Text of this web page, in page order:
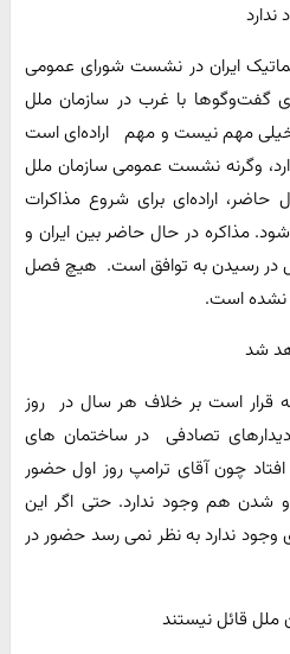
ایران در نشست شورای عمومی
گفت‌وگو‌ها با غرب در سازمان ملل
مهم نیست و مهم اراده‌ای است
وگرنه نشست عمومی سازمان ملل
اراده‌ای برای شروع مذاکرات
مذاکره در حال حاضر بین ایران و
در رسیدن به توافق است. هیچ فصل
نشده است.
شد
قرار است بر خلاف هر سال در روز
تصادفی در ساختمان های
چون آقای ترامپ روز اول حضور
شدن هم وجود ندارد. حتی اگر این
وجود ندارد به نظر نمی رسد حضور در
ملل قائل نیستند